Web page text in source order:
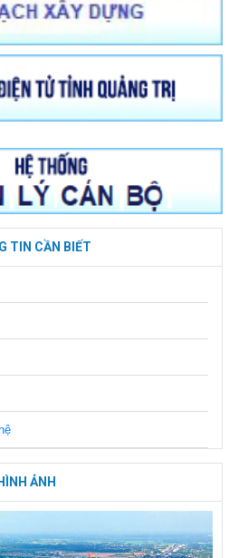
TIN CẦN BIẾT
HÌNH ẢNH